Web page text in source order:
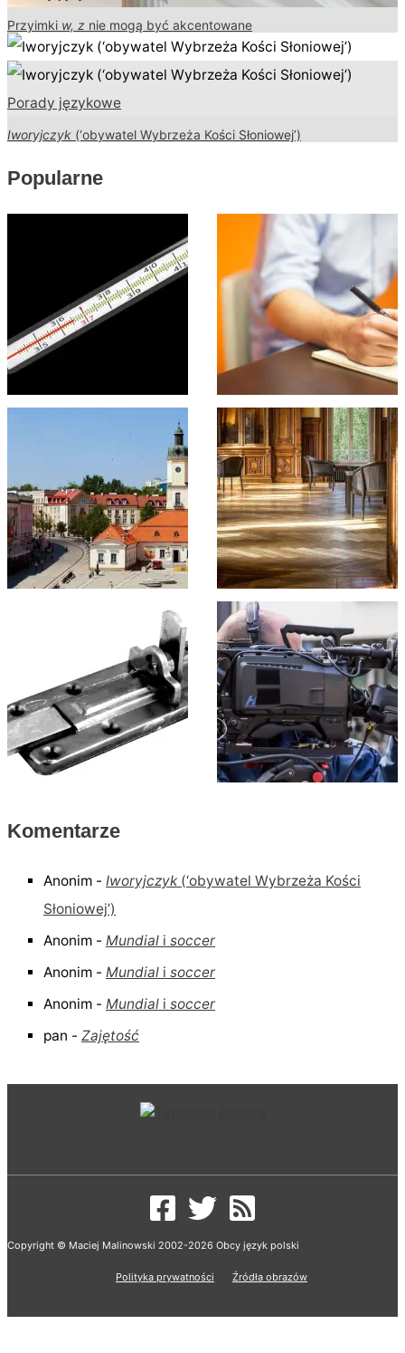
Przyimki w, z nie mogą być akcentowane
Porady językowe
Iworyjczyk (‘obywatel Wybrzeża Kości Słoniowej’)
Popularne
Komentarze
Anonim - Iworyjczyk(‘obywatel Wybrzeża Kości
Słoniowej’)
Anonim - Mundial i soccer
Anonim - Mundial i soccer
Anonim - Mundial i soccer
pan - Zajętość
Copyright © Maciej Malinowski 2002-2026 Obcy język polski
Polityka prywatności Źródła obrazów